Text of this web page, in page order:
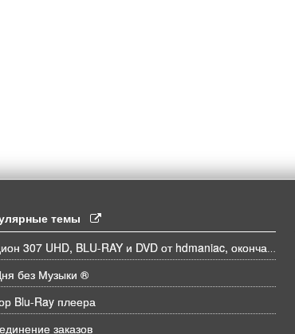
темы
без Музыки ®
Blu-Ray плеера
заказов